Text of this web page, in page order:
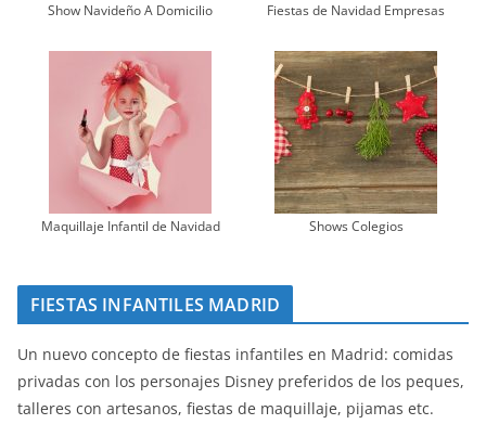
Show Navideño A Domicilio Fiestas de Navidad Empresas
Maquillaje Infantil de Navidad Shows Colegios
FIESTAS INFANTILES MADRID
Un nuevo concepto de fiestas infantiles en Madrid: comidas
privadas con los personajes Disney preferidos de los peques,
talleres con artesanos, fiestas de maquillaje, pijamas etc.